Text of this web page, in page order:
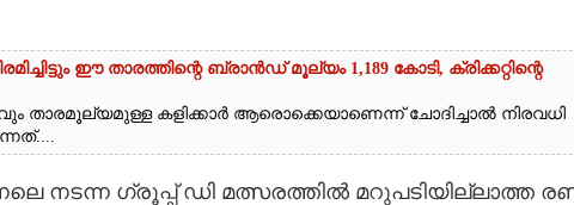
ഈ താരത്തിന്റെ ബ്രാൻഡ് മൂല്യം 1,189 കോടി, ക്രിക്കറ്റിന്റെ
താരമൂല്യമുള്ള കളിക്കാർ ആരൊക്കെയാണെന്ന് ചോദിച്ചാൽ നിരവധി
നടന്ന ഗ്രൂപ്പ് ഡി മത്സരത്തിൽ മറുപടിയില്ലാത്ത